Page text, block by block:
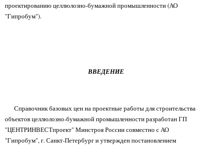
проектированию целлюлозно-бумажной промышленности (АО
"Гипробум").
ВВЕДЕНИЕ
Справочник базовых цен на проектные работы для строительства
объектов целлюлозно-бумажной промышленности разработан ГП
"ЦЕНТРИНВЕСТпроект" Минстроя России совместно с АО
"Гипробум", г. Санкт-Петербург и утвержден постановлением